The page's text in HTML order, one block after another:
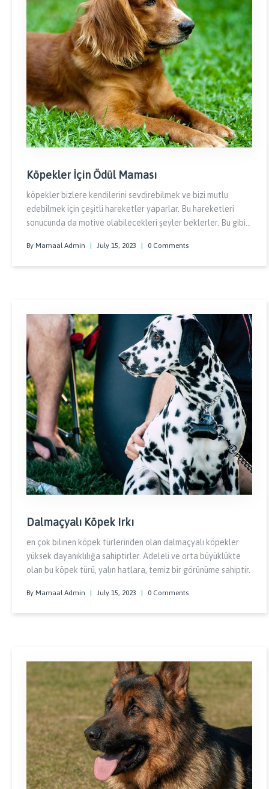
Köpekler İçin Ödül Maması
köpekler bizlere kendilerini sevdirebilmek ve bizi mutlu
edebilmek için çeşitli hareketler yaparlar. Bu hareketleri
sonucunda da motive olabilecekleri şeyler beklerler. Bu gibi
davranışlarının pekişmesinde yardımcı olmaktadır.
By Mamaal Admin July 15, 2023 0 Comments
Dalmaçyalı Köpek Irkı
en çok bilinen köpek türlerinden olan dalmaçyalı köpekler
yüksek dayanıklılığa sahiptirler. Adeleli ve orta büyüklükte
olan bu köpek türü, yalın hatlara, temiz bir görünüme sahiptir.
By Mamaal Admin July 15, 2023 0 Comments